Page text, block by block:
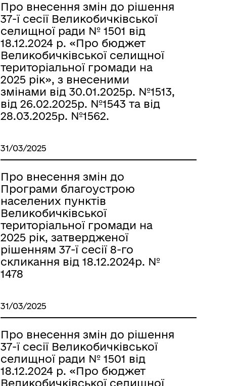
Про внесення змін до рішення
37-ї сесії Великобичківської
селищної ради № 1501 від
18.12.2024 р. «Про бюджет
Великобичківської селищної
територіальної громади на
2025 рік», з внесеними
змінами від 30.01.2025р. №1513,
від 26.02.2025р. №1543 та від
28.03.2025р. №1562.
31/03/2025
Про внесення змін до
Програми благоустрою
населених пунктів
Великобичківської
територіальної громади на
2025 рік, затвердженої
рішенням 37-ї сесії 8-го
скликання від 18.12.2024р. №
1478
31/03/2025
Про внесення змін до рішення
37-ї сесії Великобичківської
селищної ради № 1501 від
18.12.2024 р. «Про бюджет
Великобичківської селищної